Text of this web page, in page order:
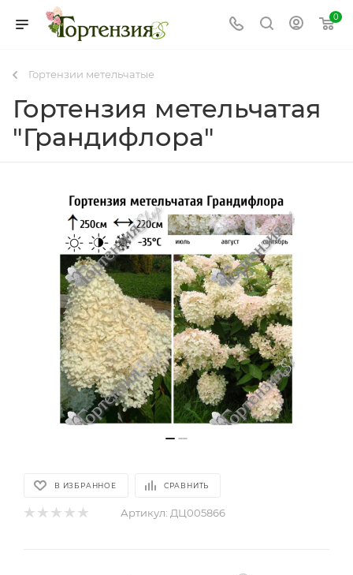
0
Гортензии метельчатые
Гортензия метельчатая
"Грандифлора"
В ИЗБРАННОЕ СРАВНИТЬ
Артикул: ДЦ005866